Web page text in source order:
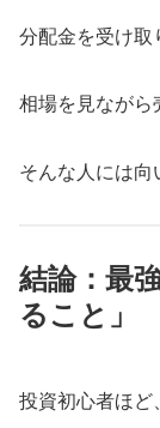
分配金を受け取
相場を見ながら
そんな人には向
結論：最
ること」
投資初心者ほど